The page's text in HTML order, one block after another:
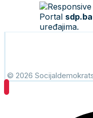
Portal sdp.ba
uređajima.
© 2026